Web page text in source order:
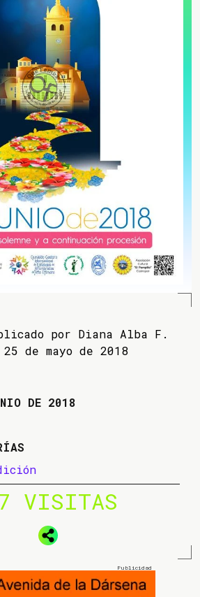
por Diana Alba F.
de mayo de 2018
DE 2018
VISITAS